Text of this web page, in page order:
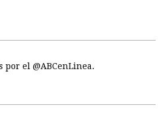
por el @ABCenLinea.